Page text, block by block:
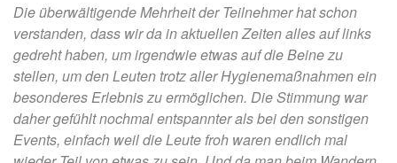
Die überwältigende Mehrheit der Teilnehmer hat schon
verstanden, dass wir da in aktuellen Zeiten alles auf links
gedreht haben, um irgendwie etwas auf die Beine zu
stellen, um den Leuten trotz aller Hygienemaßnahmen ein
besonderes Erlebnis zu ermöglichen. Die Stimmung war
daher gefühlt nochmal entspannter als bei den sonstigen
Events, einfach weil die Leute froh waren endlich mal